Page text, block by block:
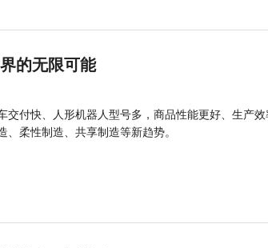
的无限可能
交付快、人形机器人型号多，商品性能更好、生产
柔性制造、共享制造等新趋势。